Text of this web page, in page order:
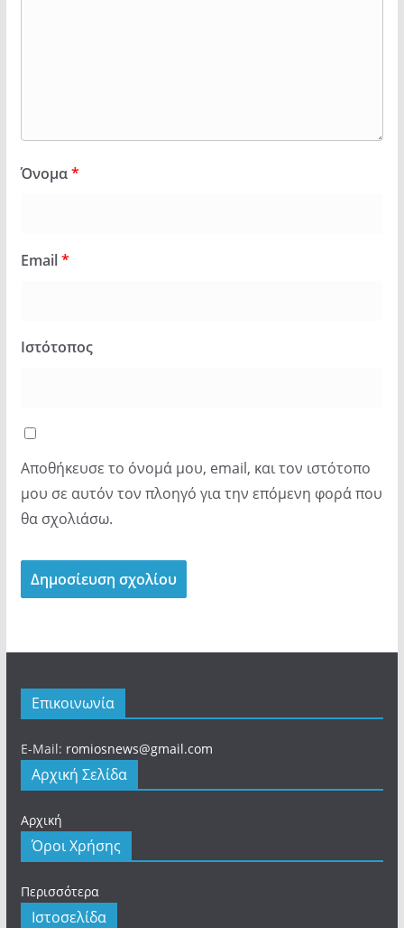
Όνομα*
Email*
Ιστότοπος
Αποθήκευσε το όνομά μου, email, και τον ιστότοπο
μου σε αυτόν τον πλοηγό για την επόμενη φορά που
θα σχολιάσω.
Επικοινωνία
E-Mail: romiosnews@gmail.com
Αρχική Σελίδα
Αρχική
Όροι Χρήσης
Περισσότερα
Ιστοσελίδα